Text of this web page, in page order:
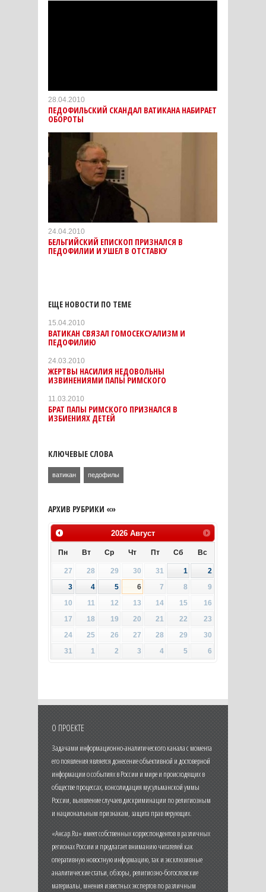
28.04.2010
ПЕДОФИЛЬСКИЙ СКАНДАЛ ВАТИКАНА НАБИРАЕТ
ОБОРОТЫ
24.04.2010
БЕЛЬГИЙСКИЙ ЕПИСКОП ПРИЗНАЛСЯ В
ПЕДОФИЛИИ И УШЕЛ В ОТСТАВКУ
ЕЩЕ НОВОСТИ ПО ТЕМЕ
15.04.2010
ВАТИКАН СВЯЗАЛ ГОМОСЕКСУАЛИЗМ И
ПЕДОФИЛИЮ
24.03.2010
ЖЕРТВЫ НАСИЛИЯ НЕДОВОЛЬНЫ
ИЗВИНЕНИЯМИ ПАПЫ РИМСКОГО
11.03.2010
БРАТ ПАПЫ РИМСКОГО ПРИЗНАЛСЯ В
ИЗБИЕНИЯХ ДЕТЕЙ
КЛЮЧЕВЫЕ СЛОВА
ватикан педофилы
АРХИВ РУБРИКИ «»
2026 Август
Пн Вт Ср Чт Пт Сб Вс
27 28 29 30 31 1
2
3
4 5 6 7 8
9
10
11 12 13 14 15
16
17
18 19 20 21 22
23
24
25 26 27 28 29
30
31
1 2 3 4 5 6
О ПРОЕКТЕ
Задачами информационно-аналитического канала с момента
его появления является донесение объективной и достоверной
информации о событиях в России и мире и происходящих в
обществе процессах, консолидация мусульманской уммы
России, выявление случаев дискриминации по религиозным
и национальным признакам, защита прав верующих.
«Ансар.Ru» имеет собственных корреспондентов в различных
регионах России и предлагает вниманию читателей как
оперативную новостную информацию, так и эксклюзивные
аналитические статьи, обзоры, религиозно-богословские
материалы, мнения известных экспертов по различным